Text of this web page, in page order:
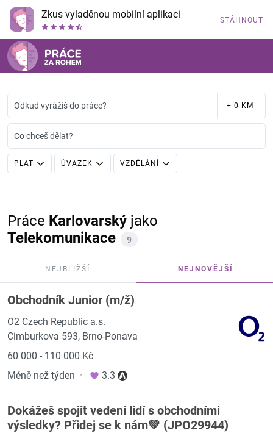
Zkus vyladěnou mobilní aplikaci STÁHNOUT
Odkud vyrážíš do práce? + 0 KM
Co chceš dělat?
PLAT ÚVAZEK VZDĚLÁNÍ
Práce Karlovarský jako
Telekomunikace
9
NEJBLIŽŠÍ NEJNOVĚJŠÍ
Obchodník Junior (m/ž)
O2 Czech Republic a.s.
Cimburkova 593, Brno-Ponava
60 000 - 110 000 Kč
Méně než týden · 3.3
Dokážeš spojit vedení lidí s obchodními
výsledky? Přidej se k nám💚 (JPO29944)